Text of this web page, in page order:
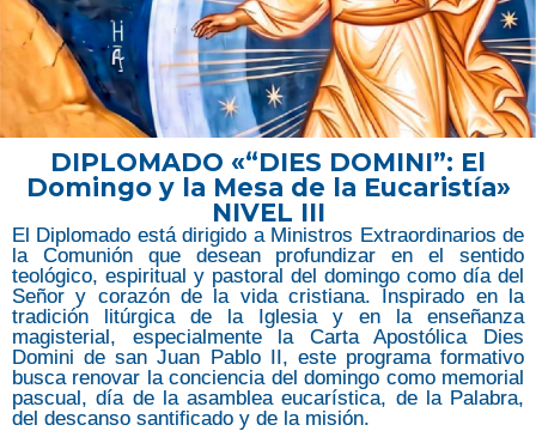
DIPLOMADO «“DIES DOMINI”: El
Domingo y la Mesa de la Eucaristía»
NIVEL III
El Diplomado está dirigido a Ministros Extraordinarios de
la Comunión que desean profundizar en el sentido
teológico, espiritual y pastoral del domingo como día del
Señor y corazón de la vida cristiana. Inspirado en la
tradición litúrgica de la Iglesia y en la enseñanza
magisterial, especialmente la Carta Apostólica Dies
Domini de san Juan Pablo II, este programa formativo
busca renovar la conciencia del domingo como memorial
pascual, día de la asamblea eucarística, de la Palabra,
del descanso santificado y de la misión.